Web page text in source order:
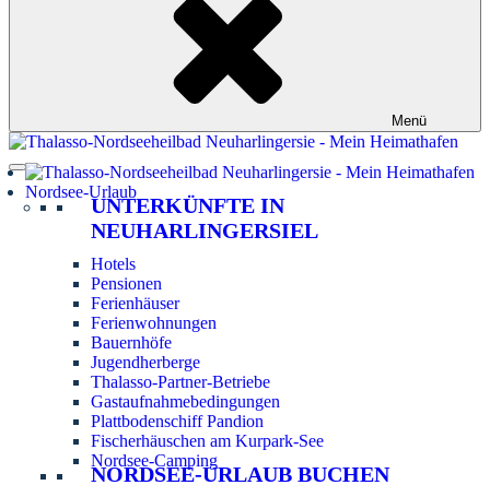
Menü
Nordsee-Urlaub
UNTERKÜNFTE IN
NEUHARLINGERSIEL
Hotels
Pensionen
Ferienhäuser
Ferienwohnungen
Bauernhöfe
Jugendherberge
Thalasso-Partner-Betriebe
Gastaufnahmebedingungen
Plattbodenschiff Pandion
Fischerhäuschen am Kurpark-See
Nordsee-Camping
NORDSEE-URLAUB BUCHEN